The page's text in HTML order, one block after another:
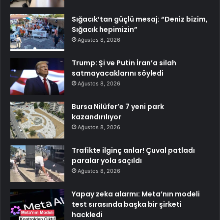
Sığacık’tan güçlü mesaj: “Deniz bizim,
Sığacık hepimizin”
Ağustos 8, 2026
Trump: Şi ve Putin İran’a silah
satmayacaklarını söyledi
Ağustos 8, 2026
Bursa Nilüfer’e 7 yeni park
kazandırılıyor
Ağustos 8, 2026
Trafikte ilginç anlar! Çuval patladı
paralar yola saçıldı
Ağustos 8, 2026
Yapay zeka alarmı: Meta’nın modeli
test sırasında başka bir şirketi
hackledi